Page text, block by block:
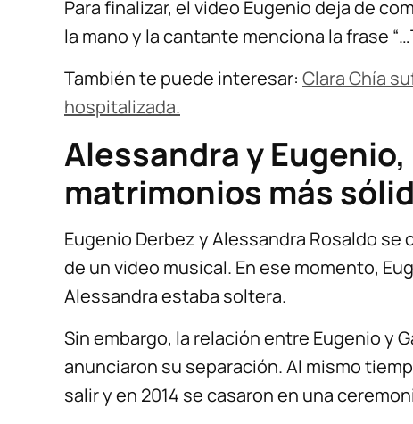
Para finalizar, el video Eugenio deja de
la mano y la cantante menciona la frase
También te puede interesar: Clara Chía
hospitalizada.
Alessandra y
matrimonios más
Eugenio Derbez y Alessandra Rosaldo
de un video musical. En ese momento,
Alessandra estaba soltera.
Sin embargo, la relación entre Eugenio y
anunciaron su separación. Al mismo
salir y en 2014 se casaron en una